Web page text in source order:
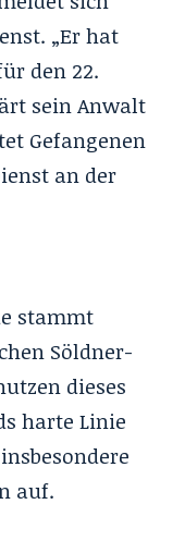
„Er hat
den 22.
sein Anwalt
Gefangenen
an der
stammt
Söldner-
dieses
harte Linie
auf.